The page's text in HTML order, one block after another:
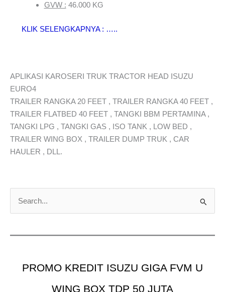
GVW : 46.000 KG
KLIK SELENGKAPNYA : …..
APLIKASI KAROSERI TRUK TRACTOR HEAD ISUZU
EURO4
TRAILER RANGKA 20 FEET , TRAILER RANGKA 40 FEET ,
TRAILER FLATBED 40 FEET , TANGKI BBM PERTAMINA ,
TANGKI LPG , TANGKI GAS , ISO TANK , LOW BED ,
TRAILER WING BOX , TRAILER DUMP TRUK , CAR
HAULER , DLL.
PROMO KREDIT ISUZU GIGA FVM U
WING BOX TDP 50 JUTA